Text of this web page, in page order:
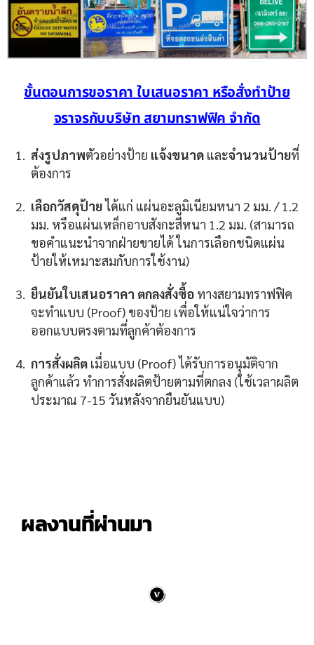
ขั้นตอนการขอราคา ใบเสนอราคา หรือสั่งทำป้าย
จราจรกับบริษัท สยามทราฟฟิค จำกัด
ส่งรูปภาพตัวอย่างป้าย แจ้งขนาด และจำนวนป้ายที่
ต้องการ
เลือกวัสดุป้ายได้แก่ แผ่นอะลูมิเนียมหนา 2 มม. / 1.2
มม. หรือแผ่นเหล็กอาบสังกะสีหนา 1.2 มม. (สามารถ
ขอคำแนะนำจากฝ่ายขายได้ ในการเลือกชนิดแผ่น
ป้ายให้เหมาะสมกับการใช้งาน)
ยืนยันใบเสนอราคา ตกลงสั่งซื้อ ทางสยามทราฟฟิค
จะทำแบบ (Proof) ของป้าย เพื่อให้แน่ใจว่าการ
ออกแบบตรงตามที่ลูกค้าต้องการ
การสั่งผลิต เมื่อแบบ (Proof) ได้รับการอนุมัติจาก
ลูกค้าแล้ว ทำการสั่งผลิตป้ายตามที่ตกลง (ใช้เวลาผลิต
ประมาณ 7-15 วันหลังจากยืนยันแบบ)
ผลงานที่ผ่านมา